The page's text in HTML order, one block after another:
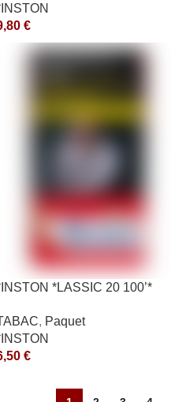
€
*LASSIC 20 100’*
, Paquet
€